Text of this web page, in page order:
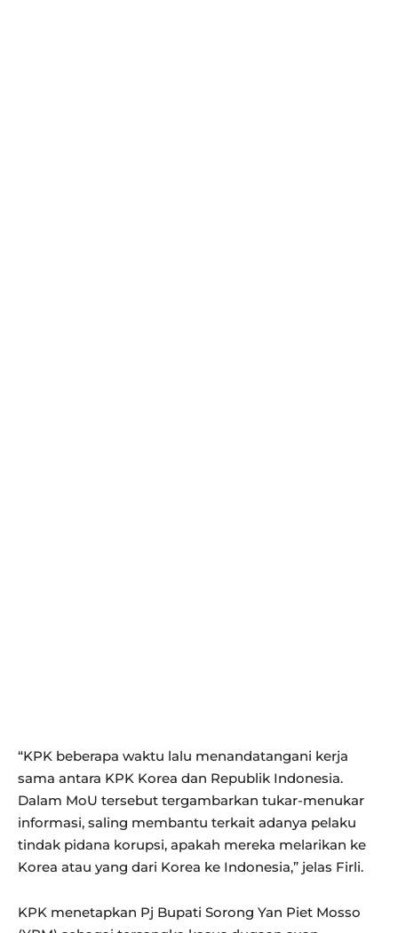
“KPK beberapa waktu lalu menandatangani kerja
sama antara KPK Korea dan Republik Indonesia.
Dalam MoU tersebut tergambarkan tukar-menukar
informasi, saling membantu terkait adanya pelaku
tindak pidana korupsi, apakah mereka melarikan ke
Korea atau yang dari Korea ke Indonesia,” jelas Firli.
KPK menetapkan Pj Bupati Sorong Yan Piet Mosso